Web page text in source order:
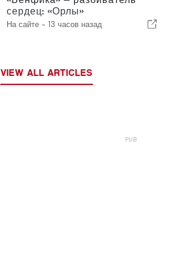
сердец: «Орлы»
отправляются в Эдинбург,
На сайте - 13 часов назад
VIEW ALL ARTICLES